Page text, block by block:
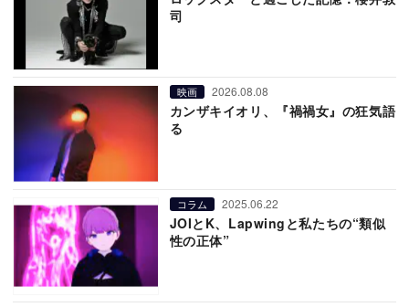
司
映画 2026.08.08
カンザキイオリ、『禍禍女』の狂気語
る
コラム 2025.06.22
JOIとK、Lapwingと私たちの“類似
性の正体”